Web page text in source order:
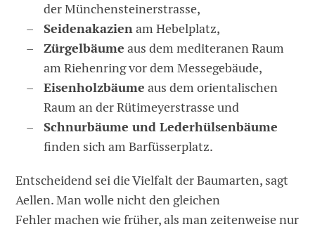
der Münchensteinerstrasse,
Seidenakazienam Hebelplatz,
Zürgelbäume aus dem mediteranen Raum
am Riehenring vor dem Messegebäude,
Eisenholzbäume aus dem orientalischen
Raum an der Rütimeyerstrasse und
SchnurbäumeundLederhülsenbäume
finden sich am Barfüsserplatz.
Entscheidend sei die Vielfalt der Baumarten, sagt
Aellen. Man wolle nicht den gleichen
Fehler machen wie früher, als man zeitenweise nur